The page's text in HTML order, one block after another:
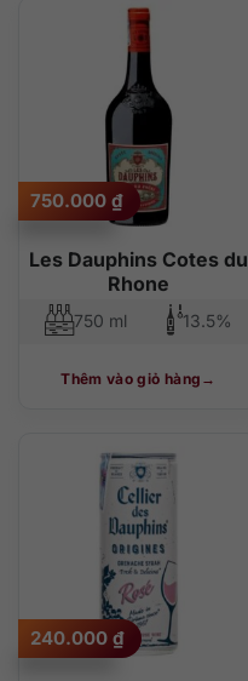
Les Dauphins Cotes du
Rhone
750.000 ₫
750 ml 13.5%
Thêm vào giỏ hàng
240.000 ₫